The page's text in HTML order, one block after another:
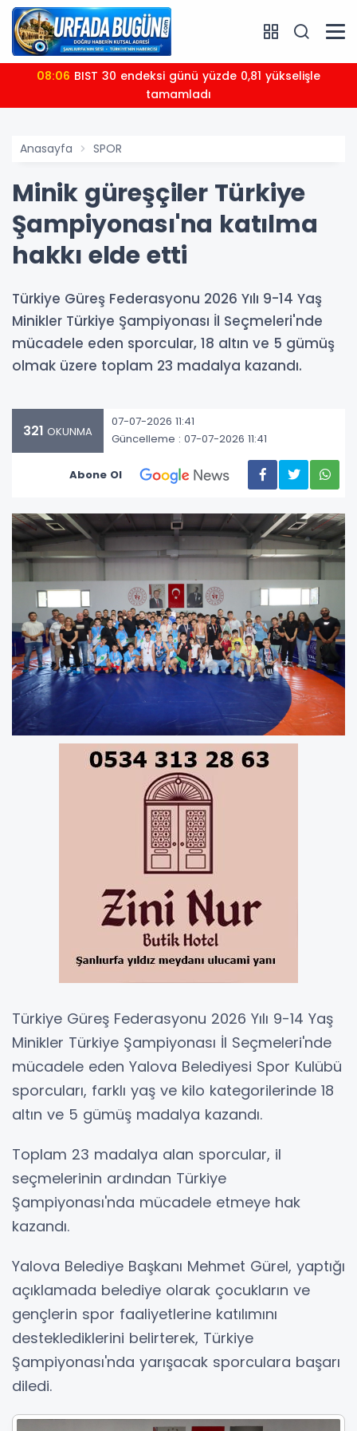
08:06
tamamladı
Anasayfa SPOR
Minik güreşçiler Türkiye
Şampiyonası'na katılma
hakkı elde etti
Türkiye Güreş Federasyonu 2026 Yılı 9-14 Yaş
Minikler Türkiye Şampiyonası İl Seçmeleri'nde
mücadele eden sporcular, 18 altın ve 5 gümüş
olmak üzere toplam 23 madalya kazandı.
321 OKUNMA
07-07-2026 11:41
Güncelleme : 07-07-2026 11:41
Abone Ol
Türkiye Güreş Federasyonu 2026 Yılı 9-14 Yaş
Minikler Türkiye Şampiyonası İl Seçmeleri'nde
mücadele eden Yalova Belediyesi Spor Kulübü
sporcuları, farklı yaş ve kilo kategorilerinde 18
altın ve 5 gümüş madalya kazandı.
Toplam 23 madalya alan sporcular, il
seçmelerinin ardından Türkiye
Şampiyonası'nda mücadele etmeye hak
kazandı.
Yalova Belediye Başkanı Mehmet Gürel, yaptığı
açıklamada belediye olarak çocukların ve
gençlerin spor faaliyetlerine katılımını
desteklediklerini belirterek, Türkiye
Şampiyonası'nda yarışacak sporculara başarı
diledi.